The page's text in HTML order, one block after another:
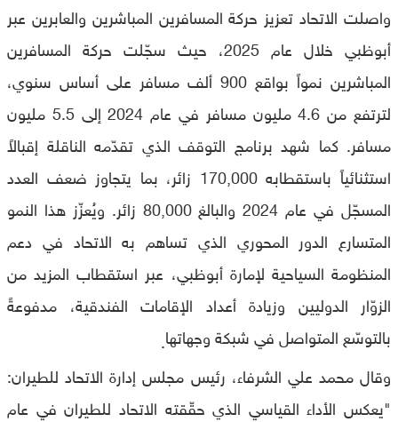
واصلت الاتحاد تعزيز حركة المسافرين المباشرين والعابرين عبر
أبوظبي خلال عام 2025، حيث سجّلت حركة المسافرين
المباشرين نمواً بواقع 900 ألف مسافر على أساس سنوي،
لترتفع من 4.6 مليون مسافر في عام 2024 إلى 5.5 مليون
مسافر. كما شهد برنامج التوقف الذي تقدّمه الناقلة إقبالاً
استثنائياً باستقطابه 170,000 زائر، بما يتجاوز ضعف العدد
المسجّل في عام 2024 والبالغ 80,000 زائر. ويُعزّز هذا النمو
المتسارع الدور المحوري الذي تساهم به الاتحاد في دعم
المنظومة السياحية لإمارة أبوظبي، عبر استقطاب المزيد من
الزوّار الدوليين وزيادة أعداد الإقامات الفندقية، مدفوعةً
بالتوسّع المتواصل في شبكة وجهاتها.
وقال محمد علي الشرفاء، رئيس مجلس إدارة الاتحاد للطيران:
"يعكس الأداء القياسي الذي حقّقته الاتحاد للطيران في عام